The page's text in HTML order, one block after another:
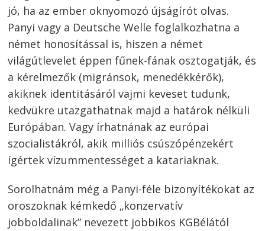
jó, ha az ember oknyomozó újságírót olvas.
Panyi vagy a Deutsche Welle foglalkozhatna a
német honosítással is, hiszen a német
világútlevelet éppen fűnek-fának osztogatják, és
a kérelmezők (migránsok, menedékkérők),
akiknek identitásáról vajmi keveset tudunk,
kedvükre utazgathatnak majd a határok nélküli
Európában. Vagy írhatnának az európai
szocialistákról, akik milliós csúszópénzekért
ígértek vízummentességet a katariaknak.
Sorolhatnám még a Panyi-féle bizonyítékokat az
oroszoknak kémkedő „konzervatív
jobboldalinak” nevezett jobbikos KGBélától